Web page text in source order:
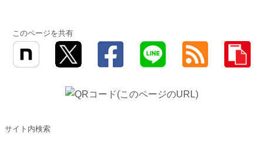
このページを共有
サイト内検索